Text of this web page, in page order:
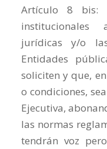
Artículo 8 bis:
institucionales
jurídicas y/o
Entidades
soliciten y que,
o condiciones,
Ejecutiva,
las normas
tendrán voz